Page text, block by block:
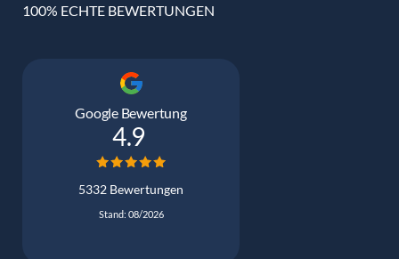
100% ECHTE BEWERTUNGEN
Google Bewertung
4.9
5332 Bewertungen
Stand: 08/2026